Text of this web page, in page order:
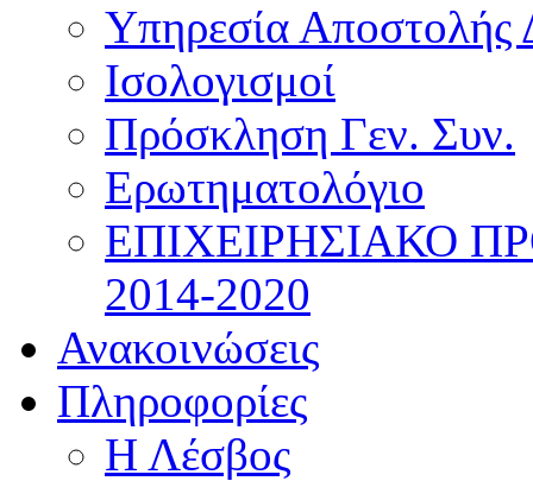
Υπηρεσία Αποστολής
Ισολογισμοί
Πρόσκληση Γεν. Συν.
Ερωτηματολόγιο
ΕΠΙΧΕΙΡΗΣΙΑΚΟ
2014-2020
Ανακοινώσεις
Πληροφορίες
Η Λέσβος